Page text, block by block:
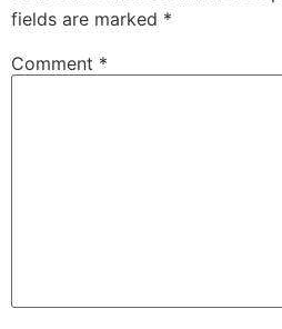
fields are marked *
Comment *